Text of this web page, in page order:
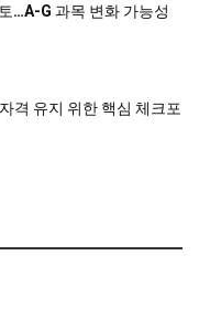
…A-G 과목 변화 가능성
격 유지 위한 핵심 체크포